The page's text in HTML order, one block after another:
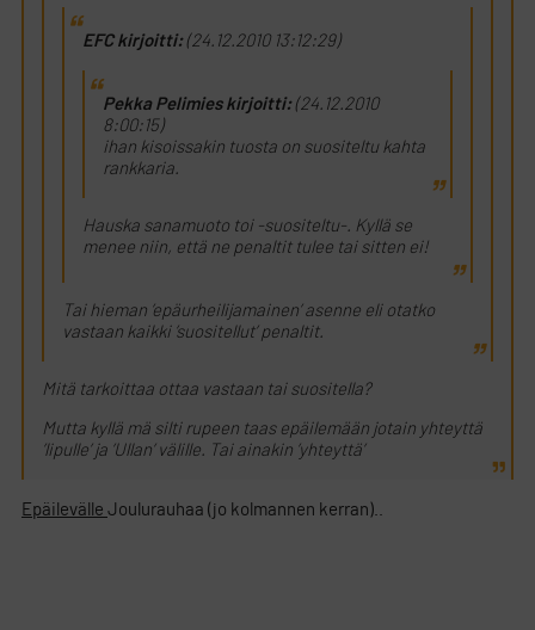
EFC kirjoitti:(24.12.2010 13:12:29)
Pekka Pelimies kirjoitti:(24.12.2010
8:00:15)
ihan kisoissakin tuosta on suositeltu kahta
rankkaria.
Hauska sanamuoto toi -suositeltu-. Kyllä se
menee niin, että ne penaltit tulee tai sitten ei!
Tai hieman ’epäurheilijamainen’ asenne eli otatko
vastaan kaikki ’suositellut’ penaltit.
Mitä tarkoittaa ottaa vastaan tai suositella?
Mutta kyllä mä silti rupeen taas epäilemään jotain yhteyttä
’lipulle’ ja ’Ullan’ välille. Tai ainakin ’yhteyttä’
Epäilevälle Joulurauhaa (jo kolmannen kerran)..